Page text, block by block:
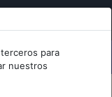
para
nuestros